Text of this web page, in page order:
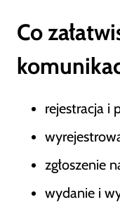
Co
rejestracja i
zgłoszenie
wydanie i